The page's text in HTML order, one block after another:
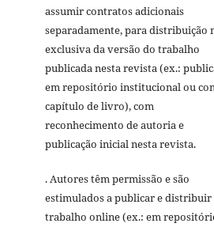
assumir contratos adicionais
separadamente, para distribuição
exclusiva da versão do trabalho
publicada nesta revista (ex.:
em repositório institucional ou
capítulo de livro), com
reconhecimento de autoria e
publicação inicial nesta revista.
. Autores têm permissão e são
estimulados a publicar e distribuir
trabalho online (ex.: em